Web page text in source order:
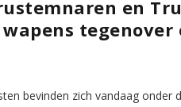
en
tegenover
bevinden zich vandaag